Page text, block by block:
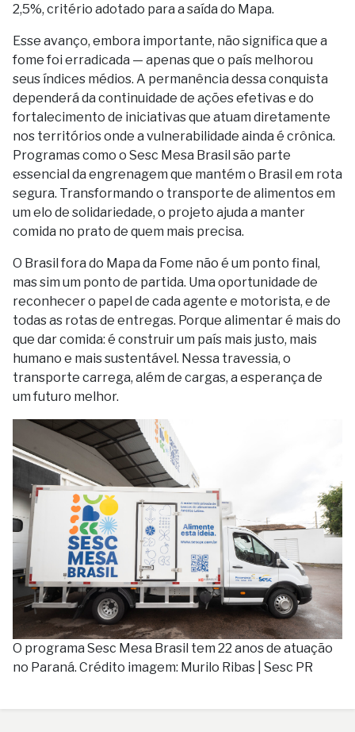
2,5%, critério adotado para a saída do Mapa.
Esse avanço, embora importante, não significa que a
fome foi erradicada — apenas que o país melhorou
seus índices médios. A permanência dessa conquista
dependerá da continuidade de ações efetivas e do
fortalecimento de iniciativas que atuam diretamente
nos territórios onde a vulnerabilidade ainda é crônica.
Programas como o Sesc Mesa Brasil são parte
essencial da engrenagem que mantém o Brasil em rota
segura. Transformando o transporte de alimentos em
um elo de solidariedade, o projeto ajuda a manter
comida no prato de quem mais precisa.
O Brasil fora do Mapa da Fome não é um ponto final,
mas sim um ponto de partida. Uma oportunidade de
reconhecer o papel de cada agente e motorista, e de
todas as rotas de entregas. Porque alimentar é mais do
que dar comida: é construir um país mais justo, mais
humano e mais sustentável. Nessa travessia, o
transporte carrega, além de cargas, a esperança de
um futuro melhor.
O programa Sesc Mesa Brasil tem 22 anos de atuação
no Paraná. Crédito imagem: Murilo Ribas | Sesc PR